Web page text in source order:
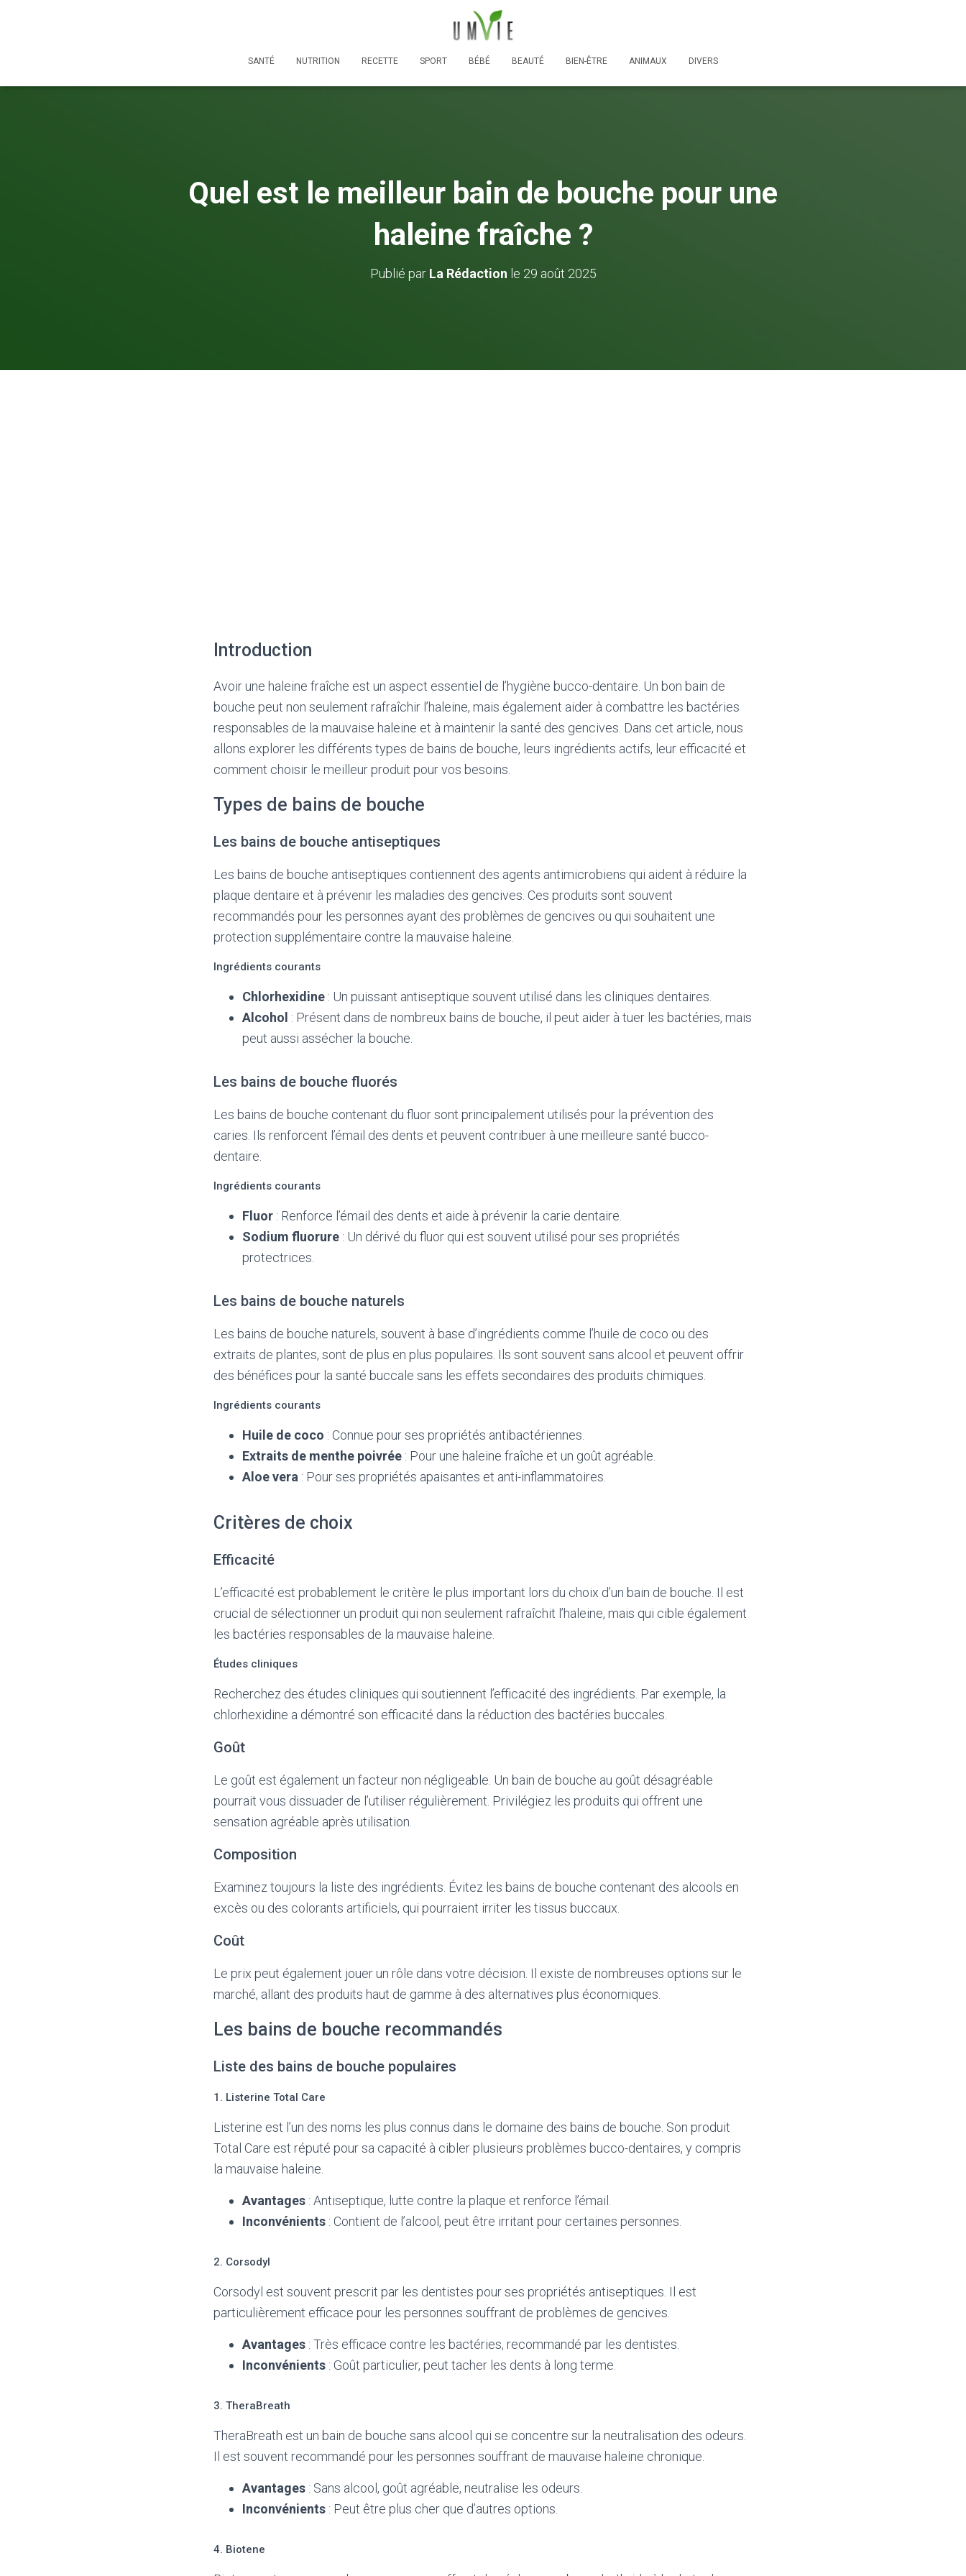
SANTÉ NUTRITION RECETTE SPORT BÉBÉ BEAUTÉ BIEN-ÊTRE ANIMAUX DIVERS
Quel est le meilleur bain de bouche pour une
haleine fraîche ?
Publié par La Rédaction le 29 août 2025
Introduction
Avoir une haleine fraîche est un aspect essentiel de l’hygiène bucco-dentaire. Un bon bain de
bouche peut non seulement rafraîchir l’haleine, mais également aider à combattre les bactéries
responsables de la mauvaise haleine et à maintenir la santé des gencives. Dans cet article, nous
allons explorer les différents types de bains de bouche, leurs ingrédients actifs, leur efficacité et
comment choisir le meilleur produit pour vos besoins.
Types de bains de bouche
Les bains de bouche antiseptiques
Les bains de bouche antiseptiques contiennent des agents antimicrobiens qui aident à réduire la
plaque dentaire et à prévenir les maladies des gencives. Ces produits sont souvent
recommandés pour les personnes ayant des problèmes de gencives ou qui souhaitent une
protection supplémentaire contre la mauvaise haleine.
Ingrédients courants
Chlorhexidine : Un puissant antiseptique souvent utilisé dans les cliniques dentaires.
Alcohol : Présent dans de nombreux bains de bouche, il peut aider à tuer les bactéries, mais
peut aussi assécher la bouche.
Les bains de bouche fluorés
Les bains de bouche contenant du fluor sont principalement utilisés pour la prévention des
caries. Ils renforcent l’émail des dents et peuvent contribuer à une meilleure santé bucco-
dentaire.
Ingrédients courants
Fluor : Renforce l’émail des dents et aide à prévenir la carie dentaire.
Sodium fluorure : Un dérivé du fluor qui est souvent utilisé pour ses propriétés
protectrices.
Les bains de bouche naturels
Les bains de bouche naturels, souvent à base d’ingrédients comme l’huile de coco ou des
extraits de plantes, sont de plus en plus populaires. Ils sont souvent sans alcool et peuvent offrir
des bénéfices pour la santé buccale sans les effets secondaires des produits chimiques.
Ingrédients courants
Huile de coco : Connue pour ses propriétés antibactériennes.
Extraits de menthe poivrée : Pour une haleine fraîche et un goût agréable.
Aloe vera : Pour ses propriétés apaisantes et anti-inflammatoires.
Critères de choix
Efficacité
L’efficacité est probablement le critère le plus important lors du choix d’un bain de bouche. Il est
crucial de sélectionner un produit qui non seulement rafraîchit l’haleine, mais qui cible également
les bactéries responsables de la mauvaise haleine.
Études cliniques
Recherchez des études cliniques qui soutiennent l’efficacité des ingrédients. Par exemple, la
chlorhexidine a démontré son efficacité dans la réduction des bactéries buccales.
Goût
Le goût est également un facteur non négligeable. Un bain de bouche au goût désagréable
pourrait vous dissuader de l’utiliser régulièrement. Privilégiez les produits qui offrent une
sensation agréable après utilisation.
Composition
Examinez toujours la liste des ingrédients. Évitez les bains de bouche contenant des alcools en
excès ou des colorants artificiels, qui pourraient irriter les tissus buccaux.
Coût
Le prix peut également jouer un rôle dans votre décision. Il existe de nombreuses options sur le
marché, allant des produits haut de gamme à des alternatives plus économiques.
Les bains de bouche recommandés
Liste des bains de bouche populaires
1. Listerine Total Care
Listerine est l’un des noms les plus connus dans le domaine des bains de bouche. Son produit
Total Care est réputé pour sa capacité à cibler plusieurs problèmes bucco-dentaires, y compris
la mauvaise haleine.
Avantages : Antiseptique, lutte contre la plaque et renforce l’émail.
Inconvénients : Contient de l’alcool, peut être irritant pour certaines personnes.
2. Corsodyl
Corsodyl est souvent prescrit par les dentistes pour ses propriétés antiseptiques. Il est
particulièrement efficace pour les personnes souffrant de problèmes de gencives.
Avantages : Très efficace contre les bactéries, recommandé par les dentistes.
Inconvénients : Goût particulier, peut tacher les dents à long terme.
3. TheraBreath
TheraBreath est un bain de bouche sans alcool qui se concentre sur la neutralisation des odeurs.
Il est souvent recommandé pour les personnes souffrant de mauvaise haleine chronique.
Avantages : Sans alcool, goût agréable, neutralise les odeurs.
Inconvénients : Peut être plus cher que d’autres options.
4. Biotene